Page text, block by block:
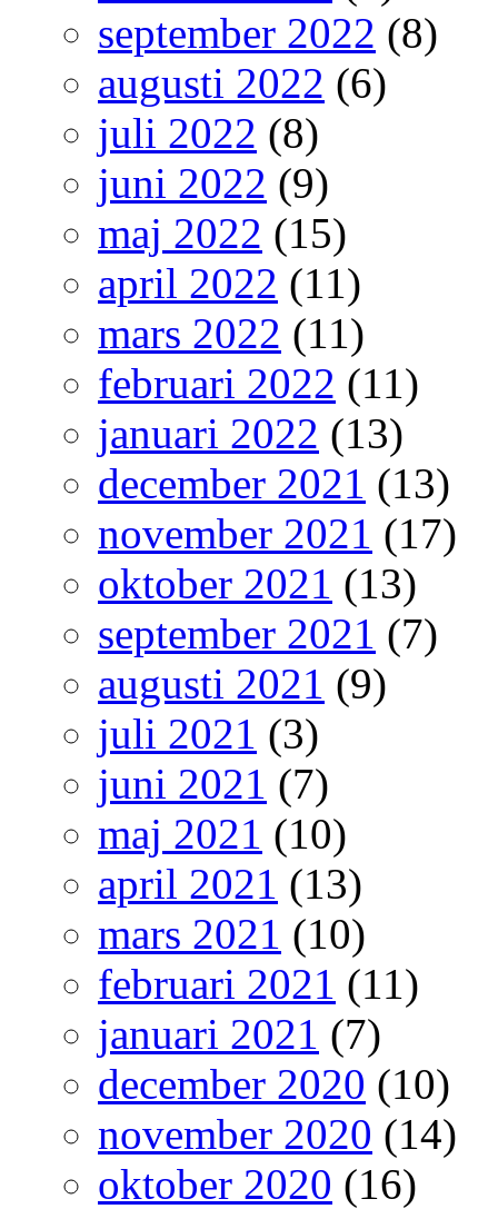
september 2022 (8)
augusti 2022 (6)
juli 2022 (8)
juni 2022 (9)
maj 2022 (15)
april 2022 (11)
mars 2022 (11)
februari 2022 (11)
januari 2022 (13)
december 2021 (13)
november 2021 (17)
oktober 2021 (13)
september 2021 (7)
augusti 2021 (9)
juli 2021 (3)
juni 2021 (7)
maj 2021 (10)
april 2021 (13)
mars 2021 (10)
februari 2021 (11)
januari 2021 (7)
december 2020 (10)
november 2020 (14)
oktober 2020 (16)